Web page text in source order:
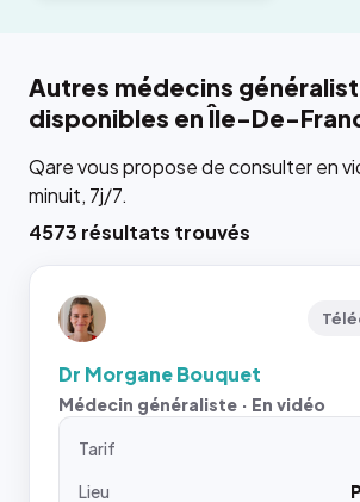
Autres médecins
disponibles en Île-De-
Qare vous propose de consulter en
minuit, 7j/7.
4573 résultats trouvés
Dr Morgane Bouquet
Médecin généraliste · En vidéo
Tarif
Lieu